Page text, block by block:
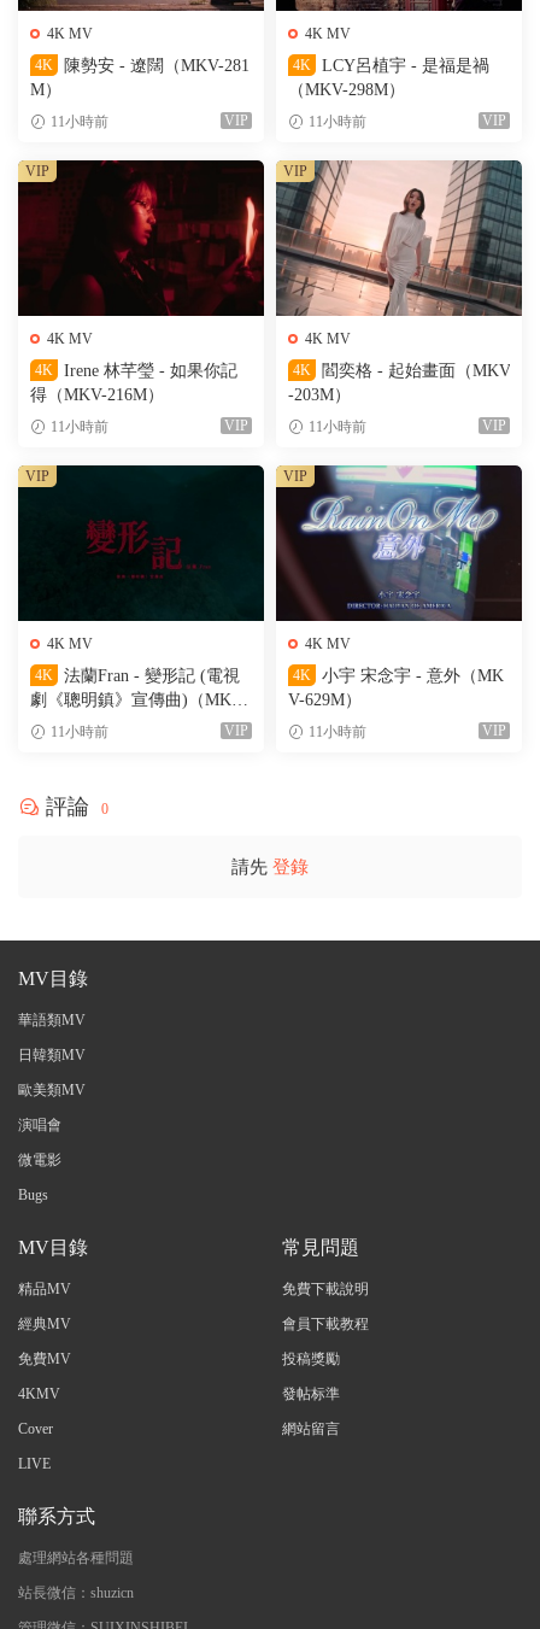
4K MV
4K
陳勢安 - 遼闊（MKV-281
M）
11小時前 VIP
4K MV
4K
LCY呂植宇 - 是福是禍
（MKV-298M）
11小時前 VIP
4K MV
4K
Irene 林芊瑩 - 如果你記
得（MKV-216M）
11小時前 VIP
VIP
4K MV
4K
閻奕格 - 起始畫面（MKV
-203M）
11小時前 VIP
VIP
4K MV
4K
法蘭Fran - 變形記 (電視
劇《聰明鎮》宣傳曲)（MKV-
205M）
11小時前 VIP
VIP
4K MV
4K
小宇 宋念宇 - 意外（MK
V-629M）
11小時前 VIP
VIP
評論 0
請先 登錄
MV目錄
華語類MV
日韓類MV
歐美類MV
演唱會
微電影
Bugs
MV目錄
精品MV
經典MV
免費MV
4KMV
Cover
LIVE
常見問題
免費下載說明
會員下載教程
投稿獎勵
發帖标準
網站留言
聯系方式
處理網站各種問題
站長微信：shuzicn